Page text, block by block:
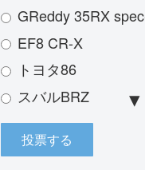
GReddy 35RX
EF8 CR-X
トヨタ86
スバルBRZ
JZX100 マークⅡ
三菱ランサーエボ